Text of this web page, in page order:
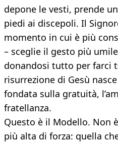
depone le vesti, prende
piedi ai discepoli. Il
momento in cui è più
– sceglie il gesto più
donandosi tutto per farci
risurrezione di Gesù
fondata sulla gratuità,
fratellanza.
Questo è il Modello. Non
più alta di forza: quella